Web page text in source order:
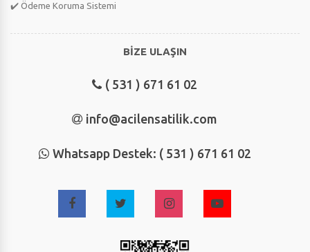
✔️ Ödeme Koruma Sistemi
BİZE ULAŞIN
( 531 ) 671 61 02
info@acilensatilik.com
Whatsapp Destek: ( 531 ) 671 61 02